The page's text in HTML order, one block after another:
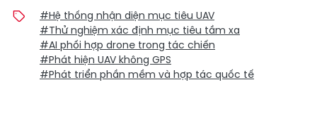
#Hệ thống nhận diện mục tiêu UAV
#Thử nghiệm xác định mục tiêu tầm xa
#AI phối hợp drone trong tác chiến
#Phát hiện UAV không GPS
#Phát triển phần mềm và hợp tác quốc tế